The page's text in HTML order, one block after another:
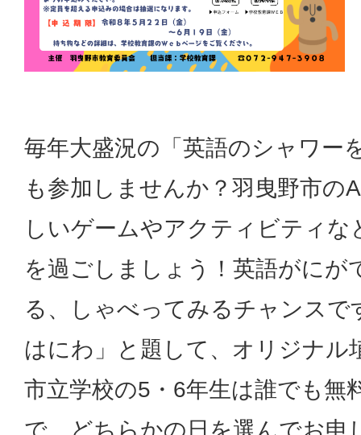
毎年大盛況の「英語のシャワー
も参加しませんか？羽曳野市の
しいゲームやアクティビティ
を過ごしましょう！英語がにが
る、しゃべってみるチャンスで
はにわ」と題して、オリジナル
市立学校の5・6年生は誰でも無
で、どちらかの日を選んでお申